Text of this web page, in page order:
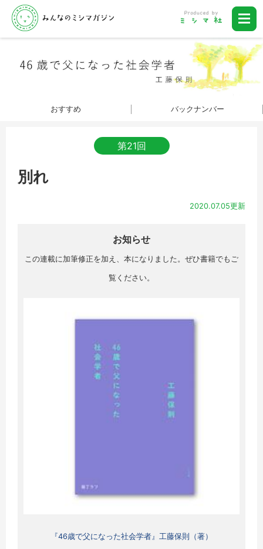
おすすめ バックナンバー
第21回
別れ
2020.07.05更新
お知らせ
この連載に加筆修正を加え、 本になりました。ぜひ書籍でもご
覧ください。
『46歳で父になった社会学者』工藤保則（著）